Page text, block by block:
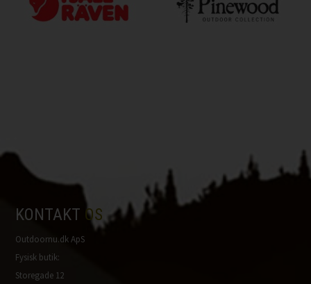
KONTAKT OS
Outdoornu.dk ApS
Fysisk butik:
Storegade 12